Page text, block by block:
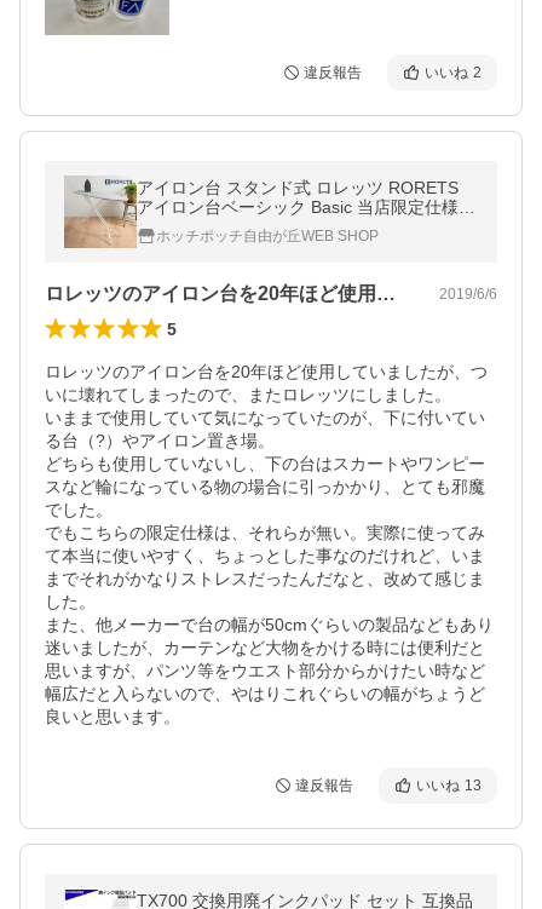
違反報告 いいね 2
アイロン台 スタンド式 ロレッツ RORETS
アイロン台ベーシック Basic 当店限定仕様 2
664-01011 折りたたみ おしゃれ シンプル 高
さ調節 スタンドアイロン スリム
ホッチポッチ自由が丘WEB SHOP
ロレッツのアイロン台を20年ほど使用し… 2019/6/6
5
ロレッツのアイロン台を20年ほど使用していましたが、つ
いに壊れてしまったので、またロレッツにしました。
いままで使用していて気になっていたのが、下に付いてい
る台（?）やアイロン置き場。
どちらも使用していないし、下の台はスカートやワンピー
スなど輪になっている物の場合に引っかかり、とても邪魔
でした。
でもこちらの限定仕様は、それらが無い。実際に使ってみ
て本当に使いやすく、ちょっとした事なのだけれど、いま
までそれがかなりストレスだったんだなと、改めて感じま
した。
また、他メーカーで台の幅が50cmぐらいの製品などもあり
迷いましたが、カーテンなど大物をかける時には便利だと
思いますが、パンツ等をウエスト部分からかけたい時など
幅広だと入らないので、やはりこれぐらいの幅がちょうど
良いと思います。
違反報告 いいね 13
TX700 交換用廃インクパッド セット 互換品